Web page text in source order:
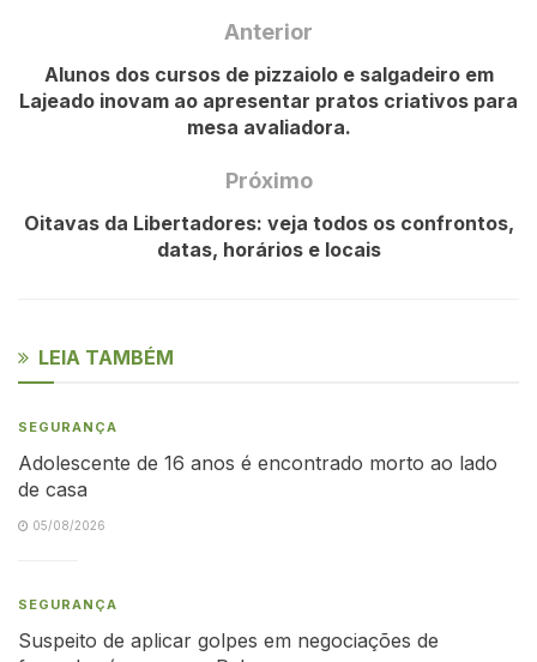
Anterior
Alunos dos cursos de pizzaiolo e salgadeiro em
Lajeado inovam ao apresentar pratos criativos para
mesa avaliadora.
Próximo
Oitavas da Libertadores: veja todos os confrontos,
datas, horários e locais
LEIA TAMBÉM
SEGURANÇA
Adolescente de 16 anos é encontrado morto ao lado
de casa
05/08/2026
SEGURANÇA
Suspeito de aplicar golpes em negociações de